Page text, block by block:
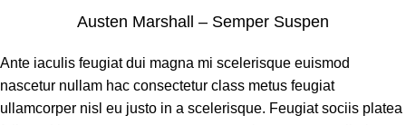
Austen Marshall – Semper Suspen
Ante iaculis feugiat dui magna mi scelerisque euismod
nascetur nullam hac consectetur class metus feugiat
ullamcorper nisl eu justo in a scelerisque. Feugiat sociis platea